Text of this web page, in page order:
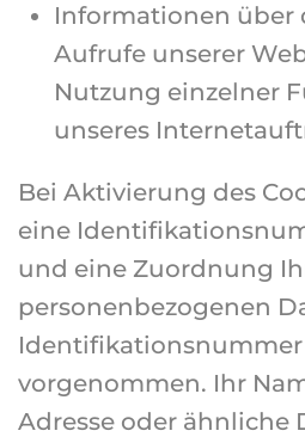
Informationen über
Aufrufe unserer
Nutzung einzelner
unseres
Bei Aktivierung des
eine
und eine Zuordnung
personenbezogenen
vorgenommen. Ihr
Adresse oder ähnliche